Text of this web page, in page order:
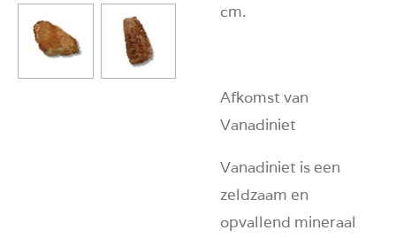
cm.
Afkomst van
Vanadiniet
Vanadiniet is een
zeldzaam en
opvallend mineraal